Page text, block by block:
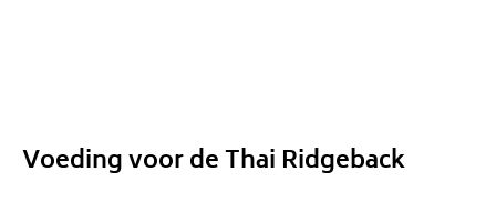
Voeding voor de Thai Ridgeback